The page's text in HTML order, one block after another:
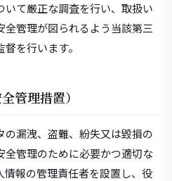
いて厳正な調査を行い、取扱い
管理が図られるよう当該第三
を行います。
管理措置）
の漏洩、盗難、紛失又は毀損の
全管理のために必要かつ適切な
報の管理責任者を設置し、役